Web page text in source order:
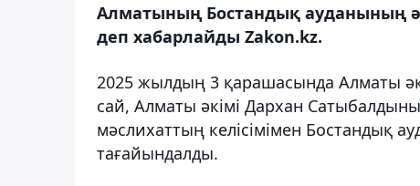
Алматының Бостандық ауданының
деп хабарлайды Zakon.kz.
2025 жылдың 3 қарашасында Алматы
сай, Алматы әкімі Дархан
мәслихаттың келісімімен Бостандық
тағайындалды.